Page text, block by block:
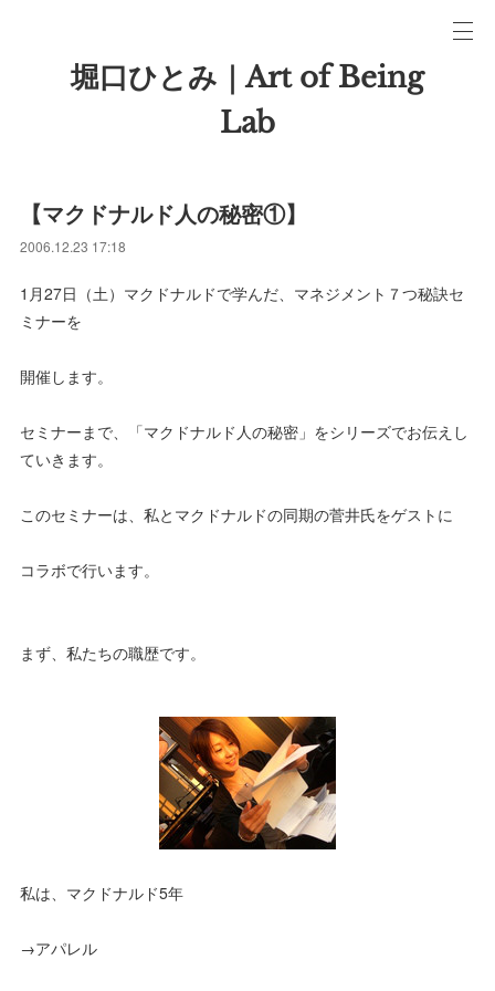
堀口ひとみ｜Art of Being
Lab
【マクドナルド人の秘密①】
2006.12.23 17:18
1月27日（土）マクドナルドで学んだ、マネジメント７つ秘訣セ
ミナーを
開催します。
セミナーまで、「マクドナルド人の秘密」をシリーズでお伝えし
ていきます。
このセミナーは、私とマクドナルドの同期の菅井氏をゲストに
コラボで行います。
まず、私たちの職歴です。
私は、マクドナルド5年
→アパレル